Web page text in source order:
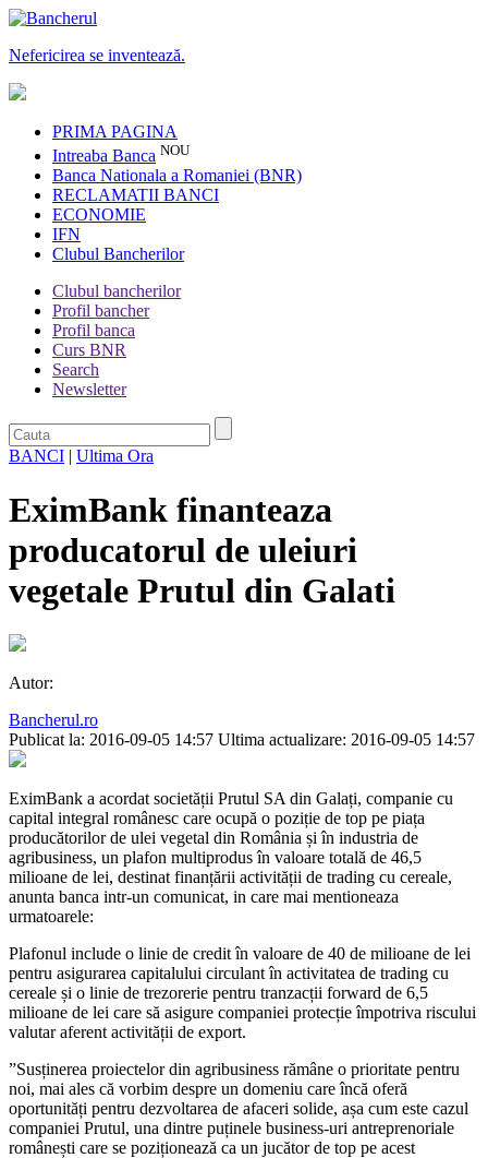
Nefericirea se inventează.
PRIMA PAGINA
Intreaba Banca NOU
Banca Nationala a Romaniei (BNR)
RECLAMATII BANCI
ECONOMIE
IFN
Clubul Bancherilor
Clubul bancherilor
Profil bancher
Profil banca
Curs BNR
Search
Newsletter
BANCI | Ultima Ora
EximBank finanteaza
producatorul de uleiuri
vegetale Prutul din Galati
Autor:
Bancherul.ro
Publicat la: 2016-09-05 14:57 Ultima actualizare: 2016-09-05 14:57
EximBank a acordat societății Prutul SA din Galați, companie cu
capital integral românesc care ocupă o poziție de top pe piața
producătorilor de ulei vegetal din România și în industria de
agribusiness, un plafon multiprodus în valoare totală de 46,5
milioane de lei, destinat finanțării activității de trading cu cereale,
anunta banca intr-un comunicat, in care mai mentioneaza
urmatoarele:
Plafonul include o linie de credit în valoare de 40 de milioane de lei
pentru asigurarea capitalului circulant în activitatea de trading cu
cereale și o linie de trezorerie pentru tranzacții forward de 6,5
milioane de lei care să asigure companiei protecție împotriva riscului
valutar aferent activității de export.
”Susținerea proiectelor din agribusiness rămâne o prioritate pentru
noi, mai ales că vorbim despre un domeniu care încă oferă
oportunități pentru dezvoltarea de afaceri solide, așa cum este cazul
companiei Prutul, una dintre puținele business-uri antreprenoriale
românești care se poziționează ca un jucător de top pe acest